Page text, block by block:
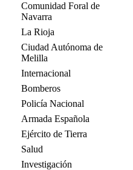
Comunidad Foral de
Navarra
La Rioja
Ciudad Autónoma de
Melilla
Internacional
Bomberos
Policía Nacional
Armada Española
Ejército de Tierra
Salud
Investigación